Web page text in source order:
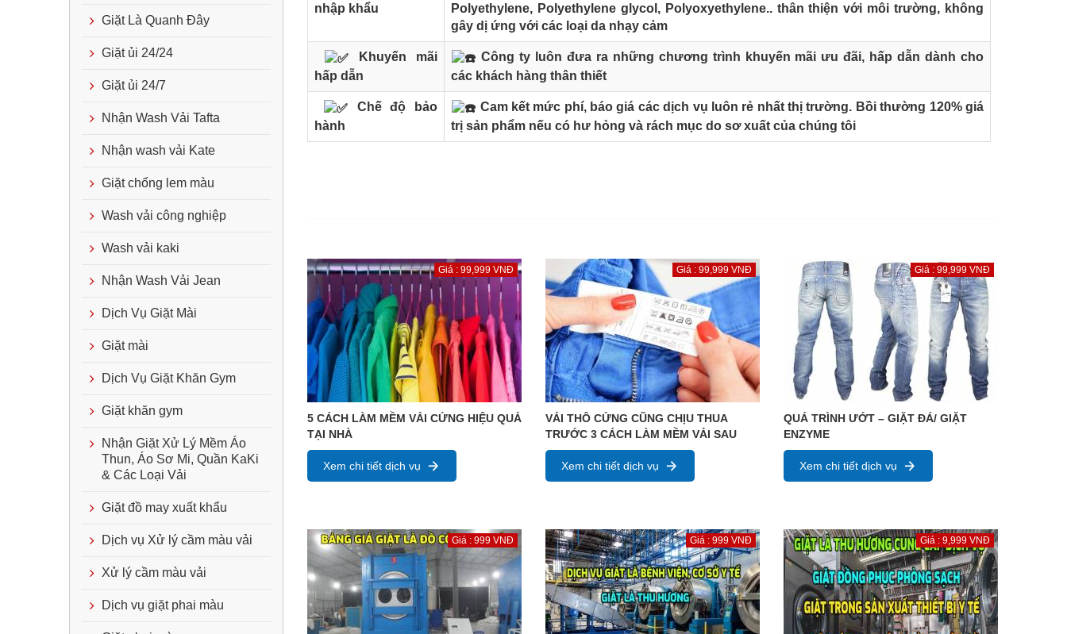
nhập khẩu
Polyethylene, Polyethylene glycol, Polyoxyethylene.. thân thiện với môi trường, không
gây dị ứng với các loại da nhạy cảm
Khuyến mãi
hấp dẫn
Công ty luôn đưa ra những chương trình khuyến mãi ưu đãi, hấp dẫn dành cho
các khách hàng thân thiết
Chế độ bảo
hành
Cam kết mức phí, báo giá các dịch vụ luôn rẻ nhất thị trường. Bồi thường 120% giá
trị sản phẩm nếu có hư hỏng và rách mục do sơ xuất của chúng tôi
Giá : 99,999 VNĐ
5 CÁCH LÀM MỀM VẢI CỨNG HIỆU QUẢ
TẠI NHÀ
Xem chi tiết dịch vụ
Giá : 99,999 VNĐ
VẢI THÔ CỨNG CŨNG CHỊU THUA
TRƯỚC 3 CÁCH LÀM MỀM VẢI SAU
Xem chi tiết dịch vụ
Giá : 99,999 VNĐ
QUÁ TRÌNH ƯỚT – GIẶT ĐÁ/ GIẶT
ENZYME
Xem chi tiết dịch vụ
Giá : 999 VNĐ Giá : 999 VNĐ Giá : 9,999 VNĐ
Giặt Là Quanh Đây
Giặt ủi 24/24
Giặt ủi 24/7
Nhận Wash Vải Tafta
Nhận wash vải Kate
Giặt chống lem màu
Wash vải công nghiệp
Wash vải kaki
Nhận Wash Vải Jean
Dịch Vụ Giặt Mài
Giặt mài
Dịch Vụ Giặt Khăn Gym
Giặt khăn gym
Nhận Giặt Xử Lý Mềm Áo
Thun, Áo Sơ Mi, Quần KaKi
& Các Loại Vải
Giặt đồ may xuất khẩu
Dịch vụ Xử lý cầm màu vải
Xử lý cầm màu vải
Dịch vụ giặt phai màu